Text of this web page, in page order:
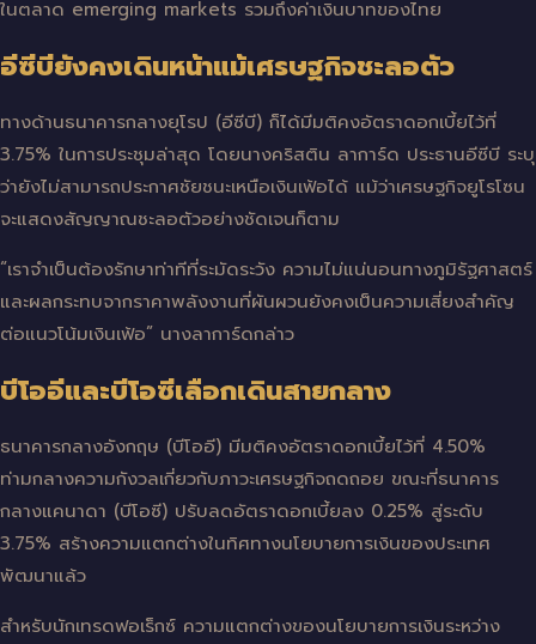
ในตลาด emerging markets รวมถึงค่าเงินบาทของไทย
อีซีบียังคงเดินหน้าแม้เศรษฐกิจชะลอตัว
ทางด้านธนาคารกลางยุโรป (อีซีบี) ก็ได้มีมติคงอัตราดอกเบี้ยไว้ที่
3.75% ในการประชุมล่าสุด โดยนางคริสติน ลาการ์ด ประธานอีซีบี ระบุ
ว่ายังไม่สามารถประกาศชัยชนะเหนือเงินเฟ้อได้ แม้ว่าเศรษฐกิจยูโรโซน
จะแสดงสัญญาณชะลอตัวอย่างชัดเจนก็ตาม
“เราจำเป็นต้องรักษาท่าทีที่ระมัดระวัง ความไม่แน่นอนทางภูมิรัฐศาสตร์
และผลกระทบจากราคาพลังงานที่ผันผวนยังคงเป็นความเสี่ยงสำคัญ
ต่อแนวโน้มเงินเฟ้อ” นางลาการ์ดกล่าว
บีโออีและบีโอซีเลือกเดินสายกลาง
ธนาคารกลางอังกฤษ (บีโออี) มีมติคงอัตราดอกเบี้ยไว้ที่ 4.50%
ท่ามกลางความกังวลเกี่ยวกับภาวะเศรษฐกิจถดถอย ขณะที่ธนาคาร
กลางแคนาดา (บีโอซี) ปรับลดอัตราดอกเบี้ยลง 0.25% สู่ระดับ
3.75% สร้างความแตกต่างในทิศทางนโยบายการเงินของประเทศ
พัฒนาแล้ว
สำหรับนักเทรดฟอเร็กซ์ ความแตกต่างของนโยบายการเงินระหว่าง